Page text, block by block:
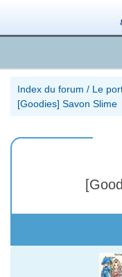
Index du forum / Le
[Goodies] Savon Slime